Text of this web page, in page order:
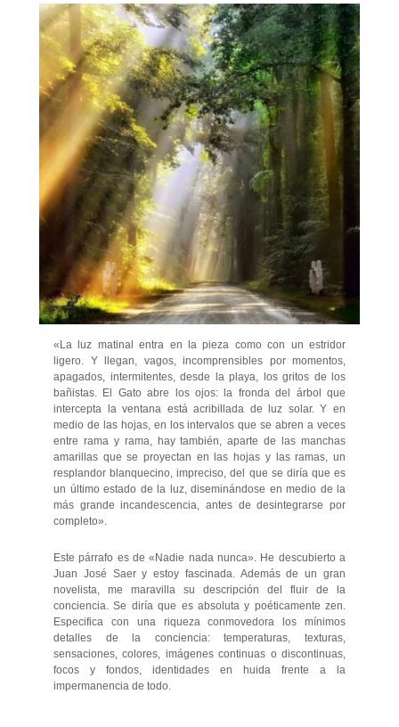
«La luz matinal entra en la pieza como con un estridor
ligero. Y llegan, vagos, incomprensibles por momentos,
apagados, intermitentes, desde la playa, los gritos de los
bañistas. El Gato abre los ojos: la fronda del árbol que
intercepta la ventana está acribillada de luz solar. Y en
medio de las hojas, en los intervalos que se abren a veces
entre rama y rama, hay también, aparte de las manchas
amarillas que se proyectan en las hojas y las ramas, un
resplandor blanquecino, impreciso, del que se diría que es
un último estado de la luz, diseminándose en medio de la
más grande incandescencia, antes de desintegrarse por
completo».
Este párrafo es de «Nadie nada nunca». He descubierto a
Juan José Saer y estoy fascinada. Además de un gran
novelista, me maravilla su descripción del fluir de la
conciencia. Se diría que es absoluta y poéticamente zen.
Especifica con una riqueza conmovedora los mínimos
detalles de la conciencia: temperaturas, texturas,
sensaciones, colores, imágenes continuas o discontinuas,
focos y fondos, identidades en huida frente a la
impermanencia de todo.